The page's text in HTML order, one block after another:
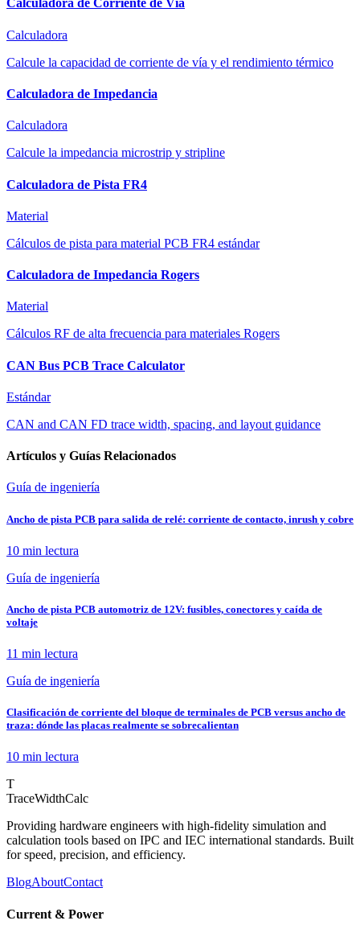
Calculadora de Corriente de Vía
Calculadora
Calcule la capacidad de corriente de vía y el rendimiento térmico
Calculadora de Impedancia
Calculadora
Calcule la impedancia microstrip y stripline
Calculadora de Pista FR4
Material
Cálculos de pista para material PCB FR4 estándar
Calculadora de Impedancia Rogers
Material
Cálculos RF de alta frecuencia para materiales Rogers
CAN Bus PCB Trace Calculator
Estándar
CAN and CAN FD trace width, spacing, and layout guidance
Artículos y Guías Relacionados
Guía de ingeniería
Ancho de pista PCB para salida de relé: corriente de contacto, inrush y cobre
10 min lectura
Guía de ingeniería
Ancho de pista PCB automotriz de 12V: fusibles, conectores y caída de
voltaje
11 min lectura
Guía de ingeniería
Clasificación de corriente del bloque de terminales de PCB versus ancho de
traza: dónde las placas realmente se sobrecalientan
10 min lectura
T
TraceWidthCalc
Providing hardware engineers with high-fidelity simulation and
calculation tools based on IPC and IEC international standards. Built
for speed, precision, and efficiency.
BlogAboutContact
Current & Power